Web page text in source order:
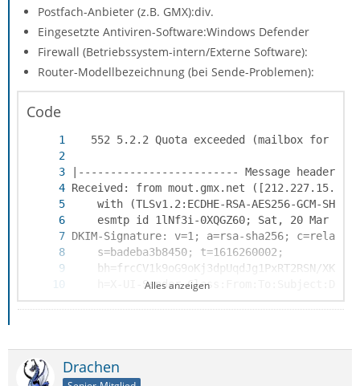
Postfach-Anbieter (z.B. GMX):div.
Eingesetzte Antiviren-Software:Windows Defender
Firewall (Betriebssystem-intern/Externe Software):
Router-Modellbezeichnung (bei Sende-Problemen):
Code
Alles anzeigen
Drachen